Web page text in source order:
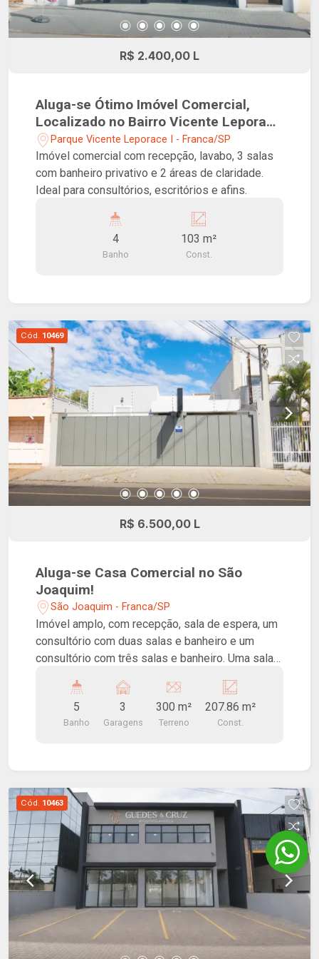
R$ 2.400,00 L
Aluga-se Ótimo Imóvel Comercial,
Localizado no Bairro Vicente Leporace
I!
Parque Vicente Leporace I - Franca/SP
Imóvel comercial com recepção, lavabo, 3 salas
com banheiro privativo e 2 áreas de claridade.
Ideal para consultórios, escritórios e afins.
4
Banho
103 m²
Const.
Cód. 10469
R$ 6.500,00 L
Aluga-se Casa Comercial no São
Joaquim!
São Joaquim - Franca/SP
Imóvel amplo, com recepção, sala de espera, um
consultório com duas salas e banheiro e um
consultório com três salas e banheiro. Uma sala
coberta. Ótima localização, próximo ao Hospital
São Joaquim.
5
Banho
3
Garagens
300 m²
Terreno
207.86 m²
Const.
Cód. 10463